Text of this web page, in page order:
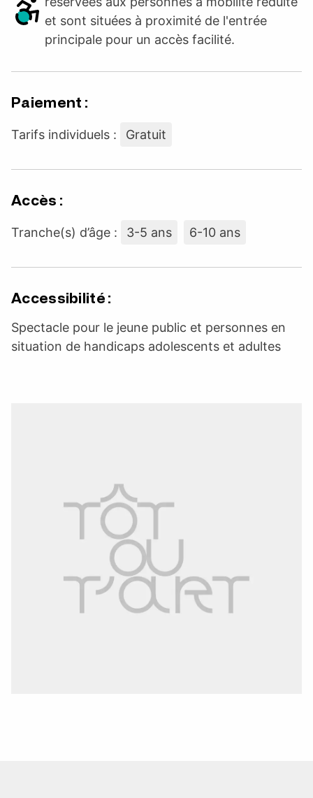
et sont situées à proximité de l'entrée
principale pour un accès facilité.
Paiement :
Tarifs individuels : Gratuit
Accès :
Tranche(s) d’âge : 3-5 ans 6-10 ans
Accessibilité :
Spectacle pour le jeune public et personnes en
situation de handicaps adolescents et adultes